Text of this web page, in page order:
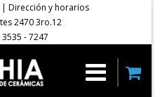
| Dirección y horarios
2470 3ro.12
- 7247